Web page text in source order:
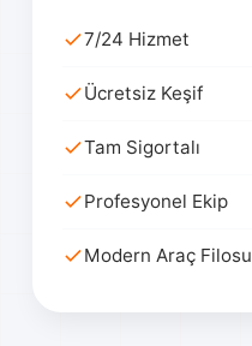
7/24 Hizmet
Ücretsiz Keşif
Tam Sigortalı
Profesyonel Ekip
Modern Araç Filosu